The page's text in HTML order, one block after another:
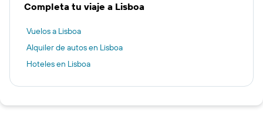
Completa tu viaje a Lisboa
Vuelos a Lisboa
Alquiler de autos en Lisboa
Hoteles en Lisboa